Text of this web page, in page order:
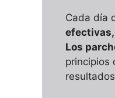
Cada día
efectivas,
Los
principios